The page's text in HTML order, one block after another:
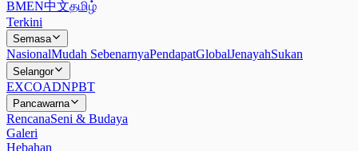
BMEN中文தமிழ்
Terkini
Semasa
NasionalMudah SebenarnyaPendapatGlobalJenayahSukan
Selangor
EXCOADNPBT
Pancawarna
RencanaSeni & Budaya
Galeri
Hebahan